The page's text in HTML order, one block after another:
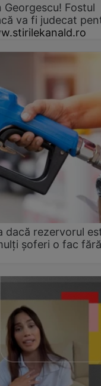
Georgescu! Fostul
va fi judecat
dacă rezervorul
șoferi o fac